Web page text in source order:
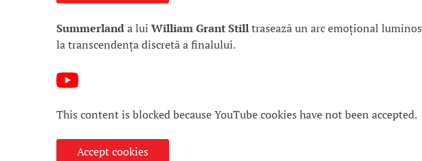
Summerlanda lui William Grant Stilltrasează un arc emoțional
la transcendența discretă a finalului.
This content is blocked because YouTube cookies have not been accepted.
Accept cookies